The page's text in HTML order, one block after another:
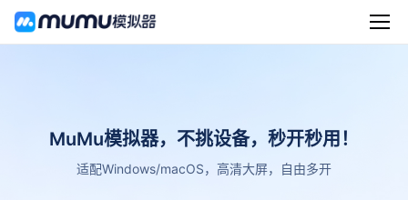
MuMu模拟器，不挑设备，秒开秒用！
适配Windows/macOS，高清大屏，自由多开